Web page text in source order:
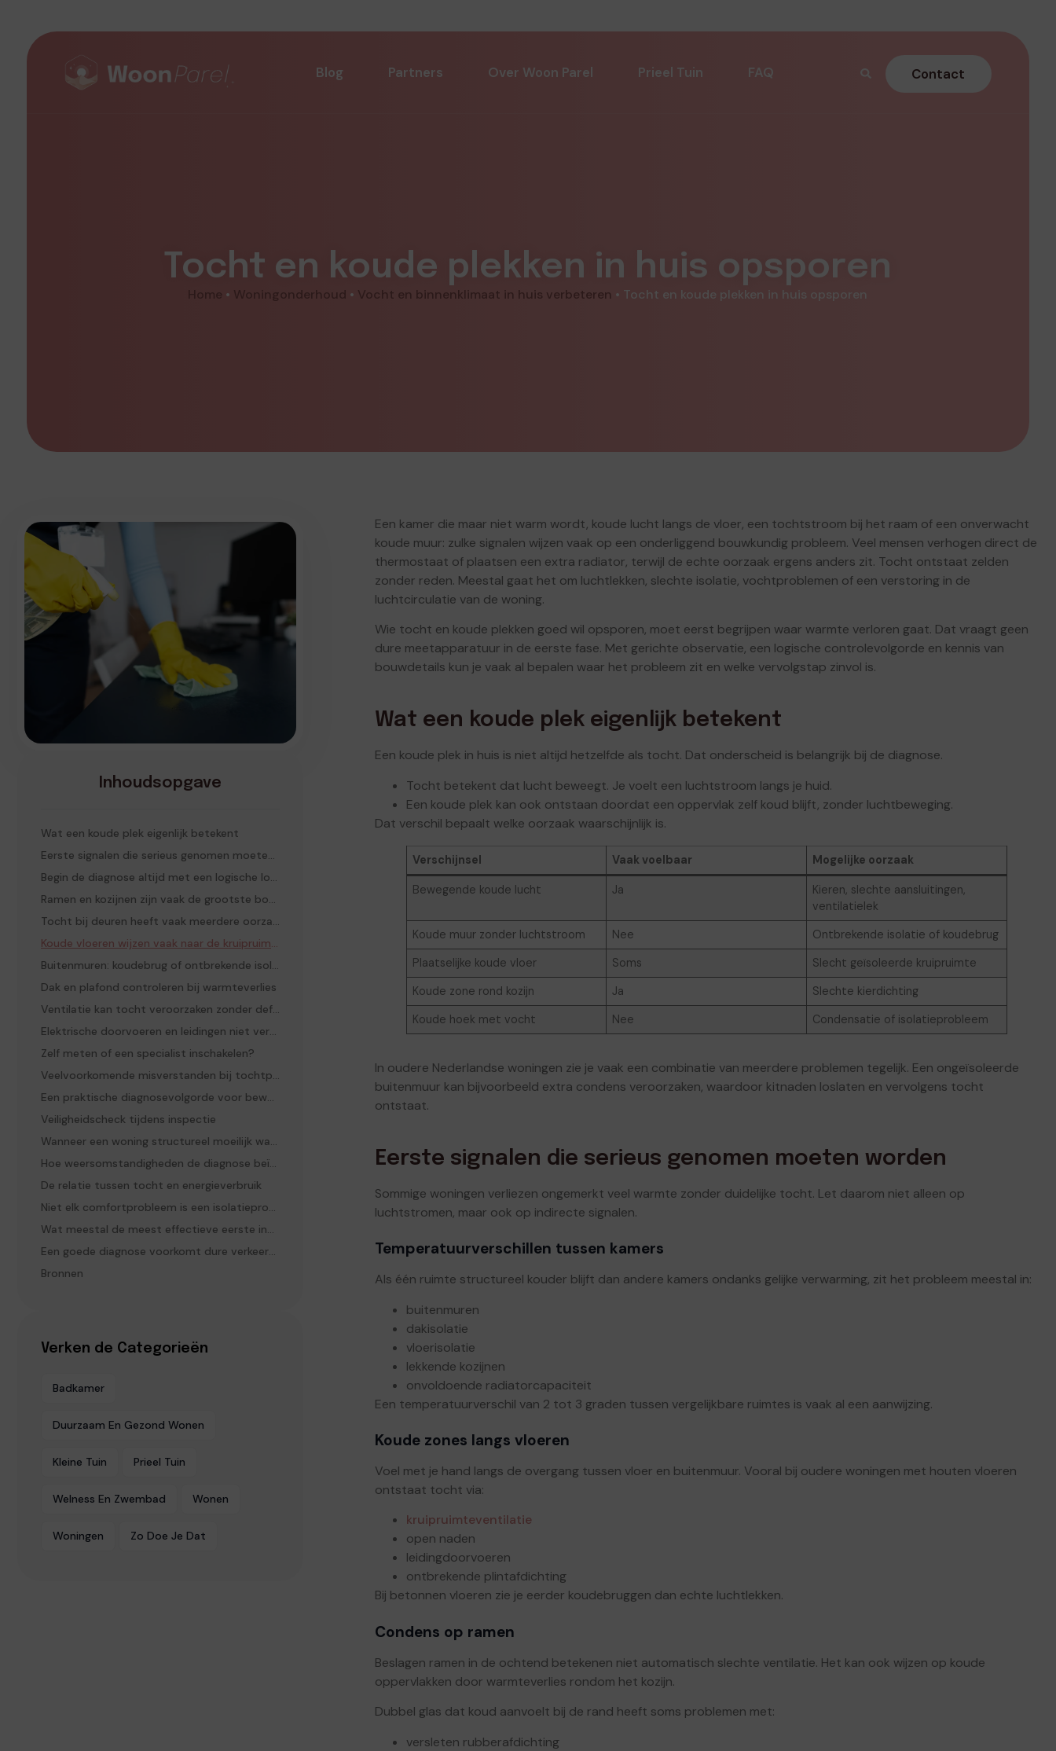
Blog Partners Over Woon Parel Prieel Tuin FAQ Contact
Tocht en koude plekken in huis opsporen
Home • Woningonderhoud • Vocht en binnenklimaat in huis verbeteren • Tocht en koude plekken in huis opsporen
Inhoudsopgave
Wat een koude plek eigenlijk betekent
Eerste signalen die serieus genomen moeten worden
Begin de diagnose altijd met een logische looproute
Ramen en kozijnen zijn vaak de grootste boosdoener
Tocht bij deuren heeft vaak meerdere oorzaken tegelijk
Koude vloeren wijzen vaak naar de kruipruimte
Buitenmuren: koudebrug of ontbrekende isolatie?
Dak en plafond controleren bij warmteverlies
Ventilatie kan tocht veroorzaken zonder defect te zijn
Elektrische doorvoeren en leidingen niet vergeten
Zelf meten of een specialist inschakelen?
Veelvoorkomende misverstanden bij tochtproblemen
Een praktische diagnosevolgorde voor bewoners
Veiligheidscheck tijdens inspectie
Wanneer een woning structureel moeilijk warm te krijgen is
Hoe weersomstandigheden de diagnose beïnvloeden
De relatie tussen tocht en energieverbruik
Niet elk comfortprobleem is een isolatieprobleem
Wat meestal de meest effectieve eerste ingreep is
Een goede diagnose voorkomt dure verkeerde oplossingen
Bronnen
Verken de Categorieën
Badkamer
Duurzaam En Gezond Wonen
Kleine Tuin Prieel Tuin
Welness En Zwembad Wonen
Woningen Zo Doe Je Dat
Een kamer die maar niet warm wordt, koude lucht langs de vloer, een tochtstroom bij het raam of een onverwacht
koude muur: zulke signalen wijzen vaak op een onderliggend bouwkundig probleem. Veel mensen verhogen direct de
thermostaat of plaatsen een extra radiator, terwijl de echte oorzaak ergens anders zit. Tocht ontstaat zelden
zonder reden. Meestal gaat het om luchtlekken, slechte isolatie, vochtproblemen of een verstoring in de
luchtcirculatie van de woning.
Wie tocht en koude plekken goed wil opsporen, moet eerst begrijpen waar warmte verloren gaat. Dat vraagt geen
dure meetapparatuur in de eerste fase. Met gerichte observatie, een logische controlevolgorde en kennis van
bouwdetails kun je vaak al bepalen waar het probleem zit en welke vervolgstap zinvol is.
Wat een koude plek eigenlijk betekent
Een koude plek in huis is niet altijd hetzelfde als tocht. Dat onderscheid is belangrijk bij de diagnose.
Tocht betekent dat lucht beweegt. Je voelt een luchtstroom langs je huid.
Een koude plek kan ook ontstaan doordat een oppervlak zelf koud blijft, zonder luchtbeweging.
Dat verschil bepaalt welke oorzaak waarschijnlijk is.
Verschijnsel Vaak voelbaar Mogelijke oorzaak
Bewegende koude lucht Ja
Kieren, slechte aansluitingen,
ventilatielek
Koude muur zonder luchtstroom
Nee
Ontbrekende isolatie of koudebrug
Plaatselijke koude vloer
Soms
Slecht geïsoleerde kruipruimte
Koude zone rond kozijn
Ja
Slechte kierdichting
Koude hoek met vocht
Nee Condensatie of isolatieprobleem
In oudere Nederlandse woningen zie je vaak een combinatie van meerdere problemen tegelijk. Een ongeïsoleerde
buitenmuur kan bijvoorbeeld extra condens veroorzaken, waardoor kitnaden loslaten en vervolgens tocht
ontstaat.
Eerste signalen die serieus genomen moeten worden
Sommige woningen verliezen ongemerkt veel warmte zonder duidelijke tocht. Let daarom niet alleen op
luchtstromen, maar ook op indirecte signalen.
Temperatuurverschillen tussen kamers
Als één ruimte structureel kouder blijft dan andere kamers ondanks gelijke verwarming, zit het probleem meestal in:
buitenmuren
dakisolatie
vloerisolatie
lekkende kozijnen
onvoldoende radiatorcapaciteit
Een temperatuurverschil van 2 tot 3 graden tussen vergelijkbare ruimtes is vaak al een aanwijzing.
Koude zones langs vloeren
Voel met je hand langs de overgang tussen vloer en buitenmuur. Vooral bij oudere woningen met houten vloeren
ontstaat tocht via:
kruipruimteventilatie
open naden
leidingdoorvoeren
ontbrekende plintafdichting
Bij betonnen vloeren zie je eerder koudebruggen dan echte luchtlekken.
Condens op ramen
Beslagen ramen in de ochtend betekenen niet automatisch slechte ventilatie. Het kan ook wijzen op koude
oppervlakken door warmteverlies rondom het kozijn.
Dubbel glas dat koud aanvoelt bij de rand heeft soms problemen met:
versleten rubberafdichting